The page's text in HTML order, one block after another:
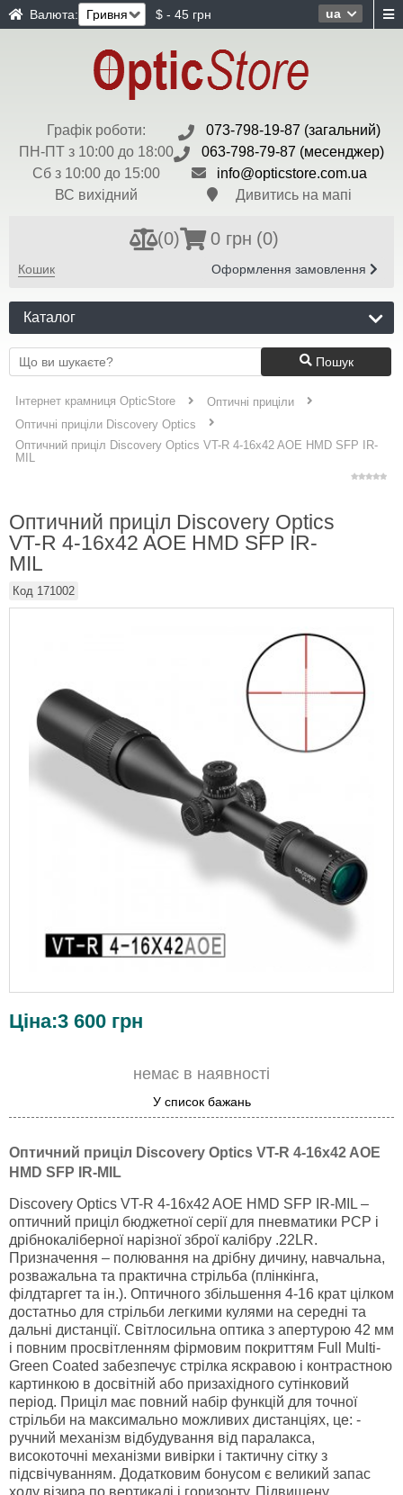
ua
Валюта: $ - 45 грн
Графік роботи:
ПН-ПТ з 10:00 до 18:00
Сб з 10:00 до 15:00
ВС вихідний
073-798-19-87 (загальний)
063-798-79-87 (месенджер)
info@opticstore.com.ua
Дивитись на мапі
(0) 0 грн (0)
Кошик Оформлення замовлення
Каталог
Пошук
Інтернет крамниця OpticStore
Оптичні приціли
Оптичні приціли Discovery Optics
Оптичний приціл Discovery Optics VT-R 4-16x42 AOE HMD SFP IR-
MIL
Оптичний приціл Discovery Optics
VT-R 4-16x42 AOE HMD SFP IR-
MIL
Код 171002
Ціна:3 600 грн
немає в наявності
У список бажань
Оптичний приціл Discovery Optics VT-R 4-16x42 AOE
HMD SFP IR-MIL
Discovery Optics VT-R 4-16x42 AOE HMD SFP IR-MIL –
оптичний приціл бюджетної серії для пневматики РСР і
дрібнокаліберної нарізної зброї калібру .22LR.
Призначення – полювання на дрібну дичину, навчальна,
розважальна та практична стрільба (плінкінга,
філдтаргет та ін.). Оптичного збільшення 4-16 крат цілком
достатньо для стрільби легкими кулями на середні та
дальні дистанції. Світлосильна оптика з апертурою 42 мм
і повним просвітленням фірмовим покриттям Full Multi-
Green Coated забезпечує стрілка яскравою і контрастною
картинкою в досвітній або призахідного сутінковий
період. Приціл має повний набір функцій для точної
стрільби на максимально можливих дистанціях, це: -
ручний механізм відбудування від паралакса,
високоточні механізми вивірки і тактичну сітку з
підсвічуванням. Додатковим бонусом є великий запас
ходу візира по вертикалі і горизонту. Підвищену